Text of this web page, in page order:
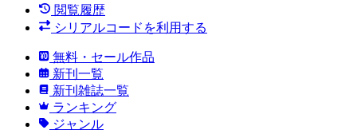
閲覧履歴
シリアルコードを利用する
無料・セール作品
新刊一覧
新刊雑誌一覧
ランキング
ジャンル